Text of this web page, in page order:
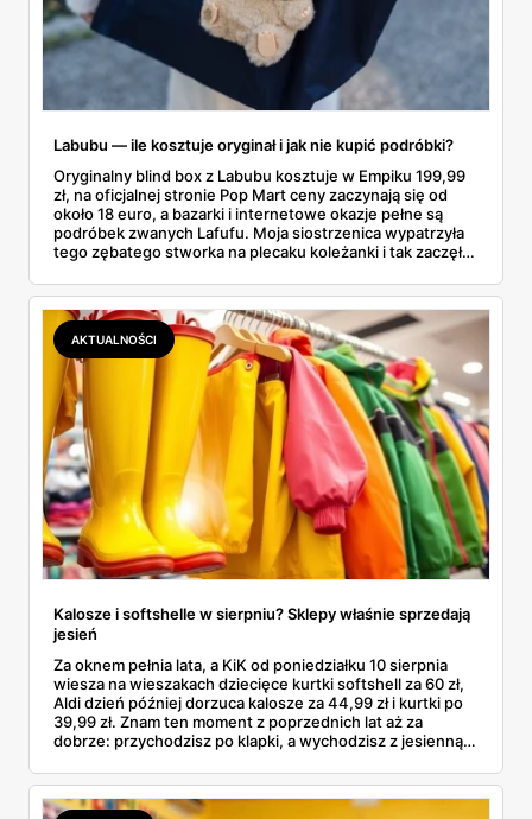
Labubu — ile kosztuje oryginał i jak nie kupić podróbki?
Oryginalny blind box z Labubu kosztuje w Empiku 199,99
zł, na oficjalnej stronie Pop Mart ceny zaczynają się od
około 18 euro, a bazarki i internetowe okazje pełne są
podróbek zwanych Lafufu. Moja siostrzenica wypatrzyła
tego zębatego stworka na plecaku koleżanki i tak zaczęło
kosztuje i po czym poznać, że sprzedawca nie wciska nam
podróbki. Spisałam wszystko, czego się dowiedziałam —
łącznie z jedną wpadką, o której za chwilę.
AKTUALNOŚCI
Kalosze i softshelle w sierpniu? Sklepy właśnie sprzedają
jesień
Za oknem pełnia lata, a KiK od poniedziałku 10 sierpnia
wiesza na wieszakach dziecięce kurtki softshell za 60 zł,
Aldi dzień później dorzuca kalosze za 44,99 zł i kurtki po
39,99 zł. Znam ten moment z poprzednich lat aż za
dobrze: przychodzisz po klapki, a wychodzisz z jesienną
pojawi się w gazetkach w przyszłym tygodniu i czy jest
sens kupować jesień, zanim skończą się wakacje.